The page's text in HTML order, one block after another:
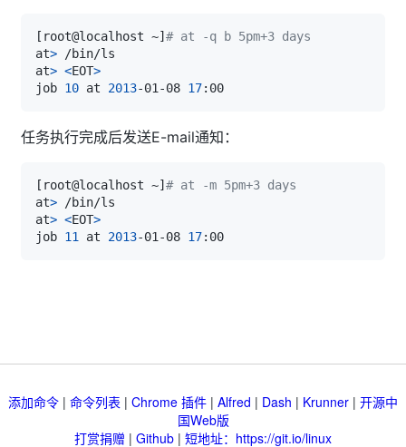
[ root@localhost ~] # at -q b 5pm+3 days
at>
at> <EOT>
job 10 at 2013-01-08 17
任务执行完成后发送E-mail通知：
[ root@localhost ~] # at -m 5pm+3 days
at>
at> <EOT>
job 11 at 2013-01-08 17
添加命令 | 命令列表 | Chrome 插件 | Alfred | Dash | Krunner | 开源中
国Web版
打赏捐赠 | Github | 短地址：https://git.io/linux